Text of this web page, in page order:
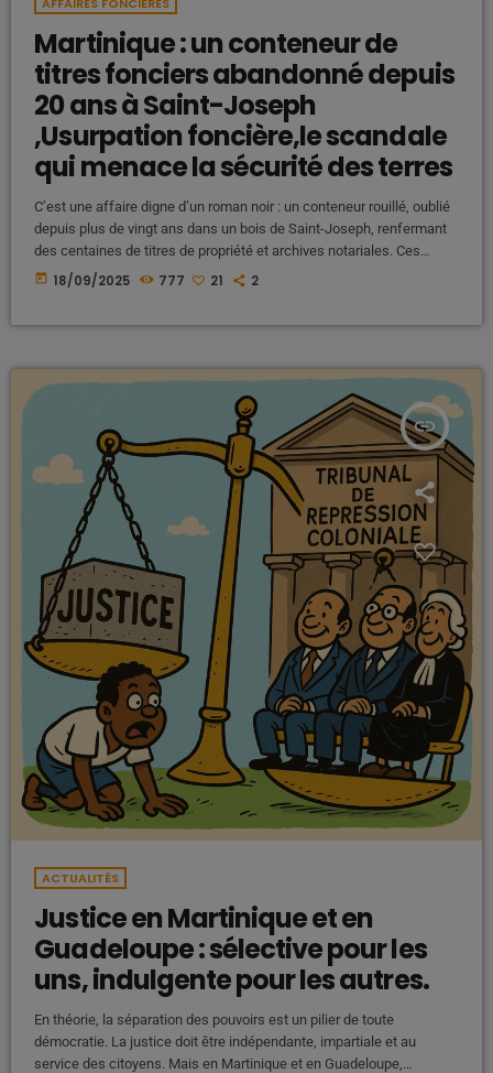
AFFAIRES FONCIÈRES
Martinique : un conteneur de
titres fonciers abandonné depuis
20 ans à Saint-Joseph
,Usurpation foncière,le scandale
qui menace la sécurité des terres
C’est une affaire digne d’un roman noir : un conteneur rouillé, oublié
depuis plus de vingt ans dans un bois de Saint-Joseph, renfermant
des centaines de titres de propriété et archives notariales. Ces
documents sensibles, provenant de l’ancienne étude TEANOR
today 18/09/2025 777 21 2
insert_link
ACTUALITÉS
Justice en Martinique et en
Guadeloupe : sélective pour les
uns, indulgente pour les autres.
En théorie, la séparation des pouvoirs est un pilier de toute
démocratie. La justice doit être indépendante, impartiale et au
service des citoyens. Mais en Martinique et en Guadeloupe,